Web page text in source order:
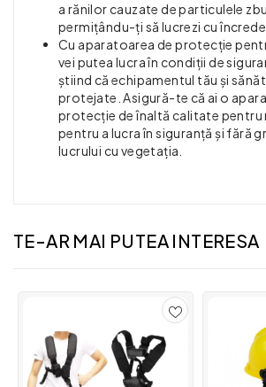
a rănilor cauzate de particulele
permițându-ți să lucrezi cu
Cu aparatoarea de protecție
vei putea lucra în condiții de
știind că echipamentul tău și
protejate. Asigură-te că ai o
protecție de înaltă calitate pentru
pentru a lucra în siguranță și fără
lucrului cu vegetația.
TE-AR MAI PUTEA INTERESA